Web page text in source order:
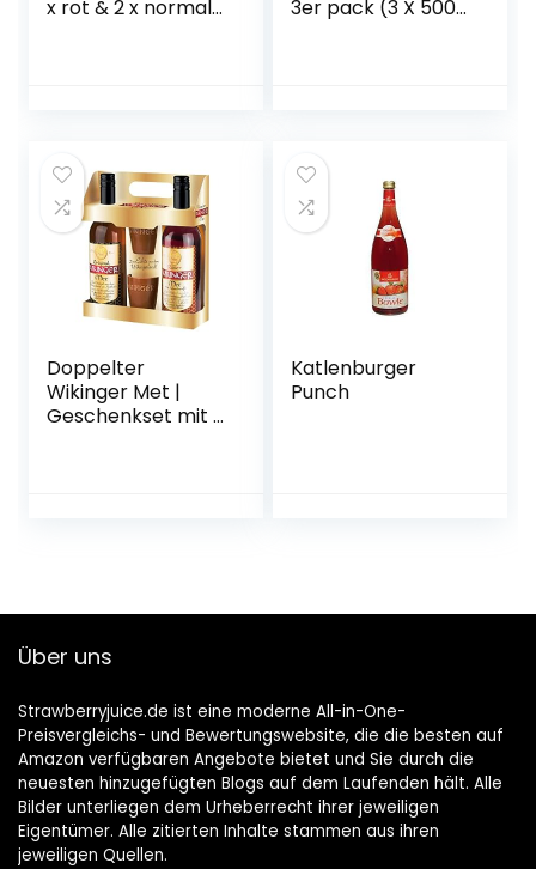
x rot & 2 x normal)
3er pack (3 X 500
Doppelter
Wikinger Met |
Geschenkset mit 2
Katlenburger
Punch
Über uns
Strawberryjuice.de ist eine moderne All-in-One-
Preisvergleichs- und Bewertungswebsite, die die besten auf
Amazon verfügbaren Angebote bietet und Sie durch die
neuesten hinzugefügten Blogs auf dem Laufenden hält. Alle
Bilder unterliegen dem Urheberrecht ihrer jeweiligen
Eigentümer. Alle zitierten Inhalte stammen aus ihren
jeweiligen Quellen.